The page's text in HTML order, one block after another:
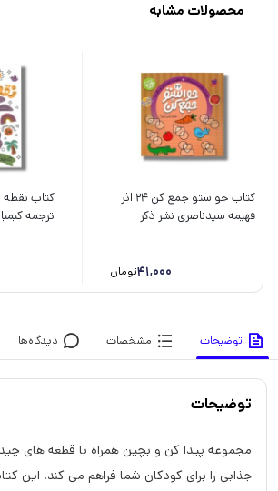
محصولات مشابه
کتاب حواستو جمع کن 24 اثر
فهیمه سیدناصری نشر ذکر
41,000تومان
ترجمه
توضیحات مشخصات دیدگاه‌ها
توضیحات
مجموعه پیدا کن و بچین همراه با قطعه های
جذابی را برای کودکان شما فراهم می کند. این